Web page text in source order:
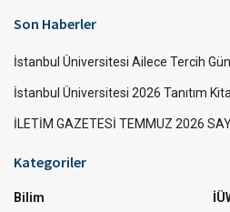
Son Haberler
İstanbul Üniversitesi Ailece Tercih
İstanbul Üniversitesi 2026 Tanıtım
İLETİM GAZETESİ TEMMUZ 2026
Kategoriler
Bilim